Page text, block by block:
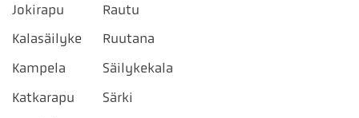
Jokirapu
Kalasäilyke
Kampela
Katkarapu
Rautu
Ruutana
Säilykekala
Särki